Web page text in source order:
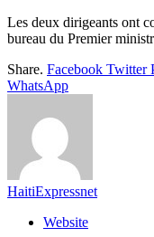
Les deux dirigeants ont
bureau du Premier
Share. Facebook Twitter
WhatsApp
HaitiExpressnet
Website